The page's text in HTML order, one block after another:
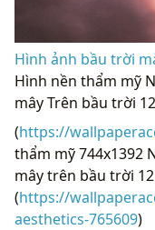
Hình ảnh bầu trời
Hình nền thẩm mỹ
mây Trên bầu trời
(https://
thẩm mỹ 744x1392
mây trên bầu trời 12
(https://
aesthetics-765609)